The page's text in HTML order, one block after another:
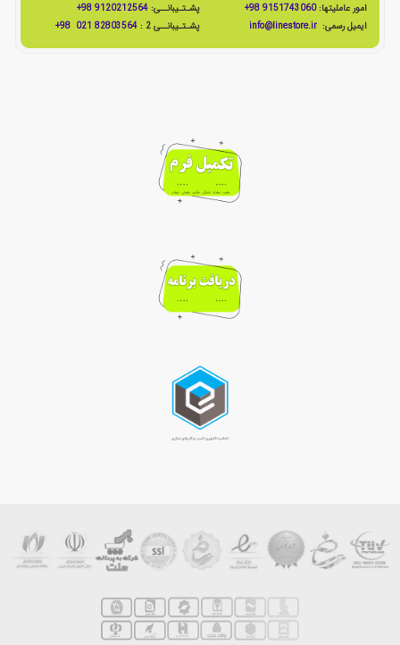
امور عاملیتها:9151743060 98+ پشـتـیبانــی: 9120212564 98+
ایمیل رسمی: info@linestore.ir پشـتـیبانــی 2 : 82803564 021 98+